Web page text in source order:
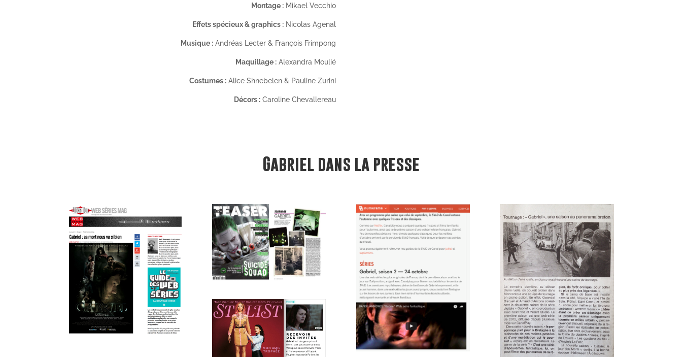
Montage : Mikael Vecchio
Effets spécieux & graphics : Nicolas Agenal
Musique : Andréas Lecter & François Frimpong
Maquillage : Alexandra Moulié
Costumes : Alice Shnebelen & Pauline Zurini
Décors : Caroline Chevallereau
Gabriel dans la presse